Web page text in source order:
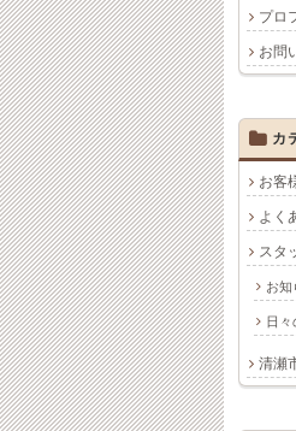
プロ
お問
カ
お客
よく
スタ
お知
日々
清瀬